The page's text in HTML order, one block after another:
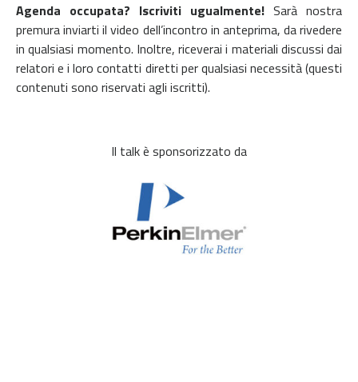
Agenda occupata? Iscriviti ugualmente! Sarà nostra
premura inviarti il video dell’incontro in anteprima, da rivedere
in qualsiasi momento. Inoltre, riceverai i materiali discussi dai
relatori e i loro contatti diretti per qualsiasi necessità (questi
contenuti sono riservati agli iscritti).
Il talk è sponsorizzato da